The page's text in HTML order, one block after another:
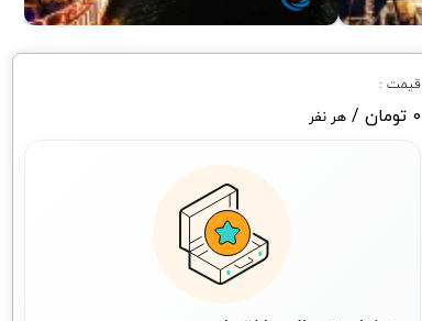
قیمت :
0 تومان / هر نفر